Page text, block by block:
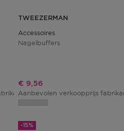
€ 18,95
TWEEZERMAN
Accessoires
Nagelbuffers
Kortingsprijs
€ 9,56
Aanbevolen verkoopprijs
-15%